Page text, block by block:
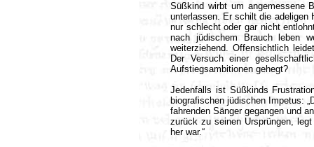
Süßkind wirbt um angemessene
unterlassen. Er schilt die adeligen
nur schlecht oder gar nicht
nach jüdischem Brauch leben
weiterziehend. Offensichtlich
Der Versuch einer
Aufstiegsambitionen gehegt?
Jedenfalls ist Süßkinds
biografischen jüdischen Impetus:
fahrenden Sänger gegangen und
zurück zu seinen Ursprüngen,
her war.“